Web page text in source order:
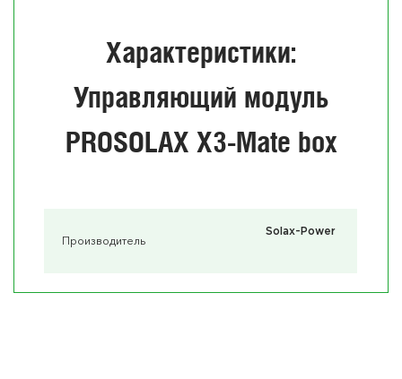
Характеристики:
Управляющий модуль
PROSOLAX X3-Mate box
Производитель
Solax-Power